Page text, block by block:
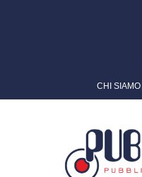
CHI SIAMO